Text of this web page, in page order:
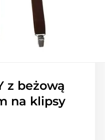
z beżową
na klipsy